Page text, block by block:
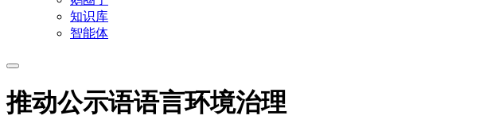
知识库
智能体
推动公示语语言环境治理